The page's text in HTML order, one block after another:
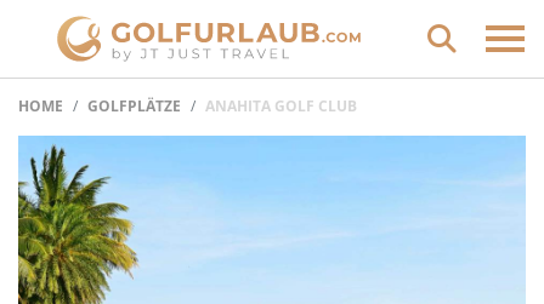
HOME GOLFPLÄTZE ANAHITA GOLF CLUB